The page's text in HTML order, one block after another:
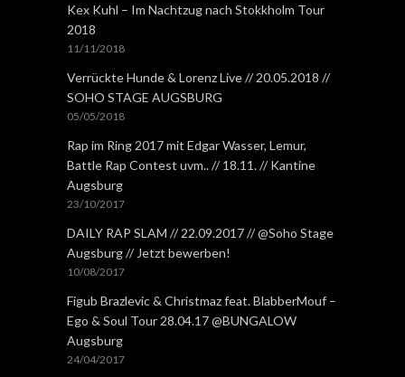
Kex Kuhl – Im Nachtzug nach Stokkholm Tour
2018
11/11/2018
Verrückte Hunde & Lorenz Live // 20.05.2018 //
SOHO STAGE AUGSBURG
05/05/2018
Rap im Ring 2017 mit Edgar Wasser, Lemur,
Battle Rap Contest uvm.. // 18.11. // Kantine
Augsburg
23/10/2017
DAILY RAP SLAM // 22.09.2017 // @Soho Stage
Augsburg // Jetzt bewerben!
10/08/2017
Figub Brazlevic & Christmaz feat. BlabberMouf –
Ego & Soul Tour 28.04.17 @BUNGALOW
Augsburg
24/04/2017